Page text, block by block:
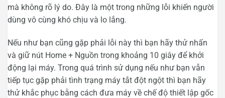
mà không rõ lý do. Đây là một trong những lỗi khiến người
dùng vô cùng khó chịu và lo lắng.
Nếu như bạn cũng gặp phải lỗi này thì bạn hãy thử nhấn
và giữ nút Home + Nguồn trong khoảng 10 giây để khởi
động lại máy. Trong quá trình sử dụng nếu như bạn vẫn
tiếp tục gặp phải tình trạng máy tắt đột ngột thì bạn hãy
thử khắc phục bằng cách đưa máy về chế độ thiết lập gốc